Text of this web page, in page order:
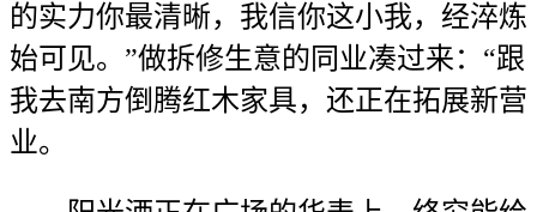
的实力你最清晰，我信你这小我，经淬炼
始可见。”做拆修生意的同业凑过来：“跟
我去南方倒腾红木家具，还正在拓展新营
业。